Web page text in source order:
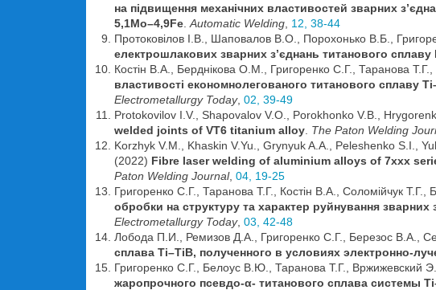
на підвищення механічних властивостей зварних
5,1Mo–4,9Fe Automatic Welding 12, 38-44
Протоковілов І.В., Шаповалов В.О., Порохонько В.Б.,
електрошлакових зварних з’єднань титанового сплаву
Костін В.А., Берднікова О.М., Григоренко С.Г., Таранова
властивості економнолегованого титанового сплаву
Electrometallurgy Today, 02, 39-49
Protokovilov I.V., Shapovalov V.O., Porokhonko V.B.,
welded joints of VT6 titanium alloy The Paton Welding
Korzhyk V.M., Khaskin V.Yu., Grynyuk A.A., Peleshenko S.I.,
(2022) Fibre laser welding of aluminium alloys of 7xxx
Paton Welding Journal, 04, 19-25
Григоренко С.Г., Таранова Т.Г., Костін В.А., Соломійчук
обробки на структуру та характер руйнування
Electrometallurgy Today, 03, 42-48
Лобода П.И., Ремизов Д.А., Григоренко С.Г., Березос В.А.,
сплава Ti–TiB, полученного в условиях электронно-
Григоренко С.Г., Белоус В.Ю., Таранова Т.Г., Вржижевский
жаропрочного псевдо-α- титанового сплава системы